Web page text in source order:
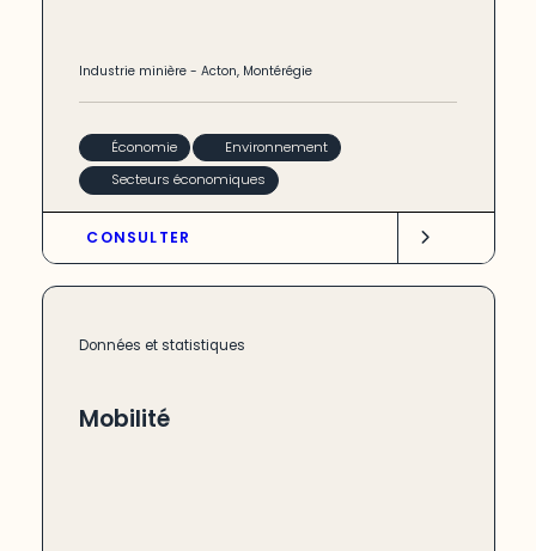
Industrie minière -Acton, Montérégie
Économie
Environnement
Secteurs économiques
CONSULTER
Données et statistiques
Mobilité